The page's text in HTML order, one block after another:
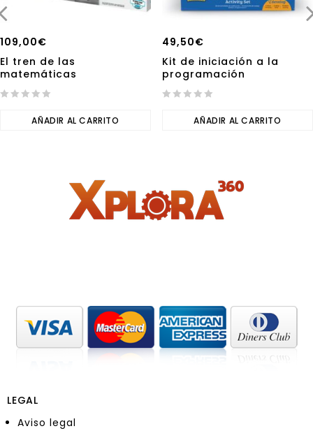
109,00€
El tren de las
matemáticas
AÑADIR AL CARRITO
49,50€
Kit de iniciación a la
programación
AÑADIR AL CARRITO
LEGAL
Aviso legal